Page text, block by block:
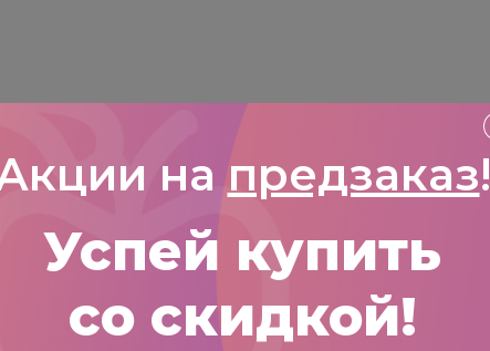
напредзаказ!
Успей купить
со скидкой!